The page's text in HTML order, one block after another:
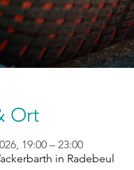
Ort
19:00 – 23:00
in Radebeul